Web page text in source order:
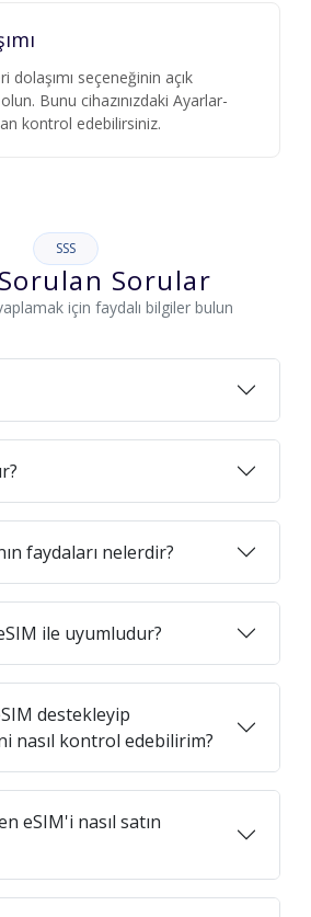
dolaşımı seçeneğinin açık
Bunu cihazınızdaki Ayarlar-
kontrol edebilirsiniz.
SSS
Sorulan Sorular
için faydalı bilgiler bulun
faydaları nelerdir?
ile uyumludur?
destekleyip
nasıl kontrol edebilirim?
eSIM'i nasıl satın